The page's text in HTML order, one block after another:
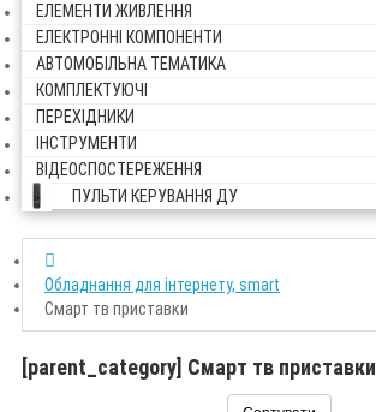
ЕЛЕМЕНТИ ЖИВЛЕННЯ
ЕЛЕКТРОННІ КОМПОНЕНТИ
АВТОМОБІЛЬНА ТЕМАТИКА
КОМПЛЕКТУЮЧІ
ПЕРЕХІДНИКИ
ІНСТРУМЕНТИ
ВІДЕОСПОСТЕРЕЖЕННЯ
ПУЛЬТИ КЕРУВАННЯ ДУ
Обладнання для інтернету, smart
Смарт тв приставки
[parent_category] Смарт тв приставки